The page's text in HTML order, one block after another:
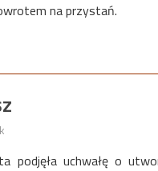
na przystań.
podjęła uchwałę o